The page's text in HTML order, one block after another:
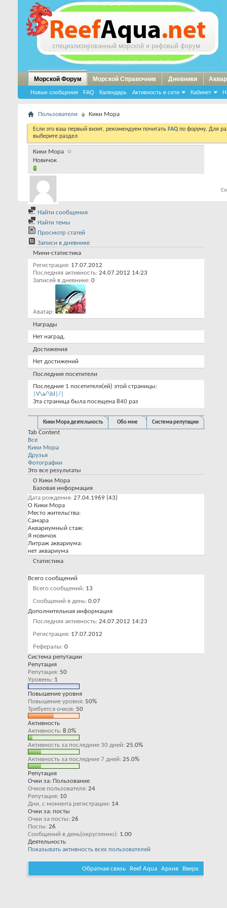
Морской Форум
Новые сообщения FAQ Календарь Активность в сети Кабинет
Морской Справочник Дневники
Пользователи Кики Мора
Если это ваш первый визит, рекомендуем почитать FAQ по форуму. Для
выберите раздел
Кики Мора
Новичок
Найти сообщения
Найти темы
Просмотр статей
Записи в дневнике
Мини-статистика
Регистрация 17.07.2012
Последняя активность 24.07.2012 14:23
Записей в дневнике 0
Аватар
Награды
Нет наград.
Достижения
Нет достижений
Последние посетители
Последние 1 посетителя(ей) этой страницы:
|V\a/\bl|/|
Эта страница была посещена 840 раз
Кики Мора деятельность Обо мне Система репутации
Tab Content
Все
Кики Мора
Друзья
Фотографии
Это все результаты
О Кики Мора
Базовая информация
Дата рождения 27.04.1969 (43)
О Кики Мора
Место жительства:
Самара
Аквариумный стаж:
Я новичок
Литраж аквариума:
нет аквариума
Статистика
Всего сообщений
Всего сообщений
13
Сообщений в день 0.07
Дополнительная информация
Последняя активность 24.07.2012 14:23
Регистрация 17.07.2012
Рефералы 0
Система репутации
Репутация
Репутация 50
Уровень 1
Повышение уровня
Повышение уровня 50%
Требуется очков 50
Активность
Активность 8.0%
Активность за последние 30 дней 25.0%
Активность за последние 7 дней 25.0%
Репутация
Очки за: Пользование
Очков пользователя 24
Репутация 10
Дни, с момента регистрации
14
Очки за: посты
Очки за посты 26
Посты 26
Сообщений в день(округленно)
1.00
Деятельность
Показывать активность всех пользователей
Обратная связь Reef Aqua Архив Вверх